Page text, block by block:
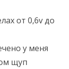
от 0,6v до
у меня
щуп